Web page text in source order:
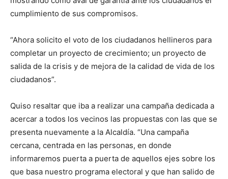
cumplimiento de sus compromisos.
“Ahora solicito el voto de los ciudadanos hellineros para
completar un proyecto de crecimiento; un proyecto de
salida de la crisis y de mejora de la calidad de vida de los
ciudadanos”.
Quiso resaltar que iba a realizar una campaña dedicada a
acercar a todos los vecinos las propuestas con las que se
presenta nuevamente a la Alcaldía. “Una campaña
cercana, centrada en las personas, en donde
informaremos puerta a puerta de aquellos ejes sobre los
que basa nuestro programa electoral y que han salido de